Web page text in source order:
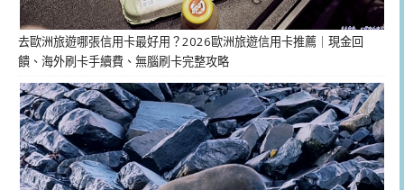
去歐洲旅遊哪張信用卡最好用？2026歐洲旅遊信用卡推薦｜現金回
饋、海外刷卡手續費、無腦刷卡完整攻略